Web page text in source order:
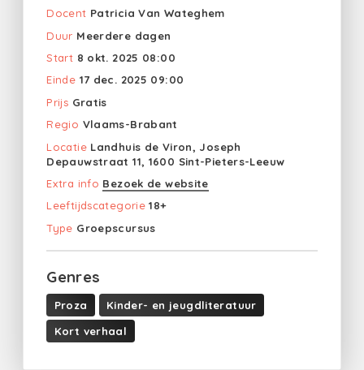
Docent Patricia Van Wateghem
Duur Meerdere dagen
Start 8 okt. 2025 08:00
Einde 17 dec. 2025 09:00
Prijs Gratis
Regio Vlaams-Brabant
Locatie Landhuis de Viron, Joseph
Depauwstraat 11, 1600 Sint-Pieters-Leeuw
Extra info Bezoek de website
Leeftijdscategorie 18+
Type Groepscursus
Genres
Proza Kinder- en jeugdliteratuur
Kort verhaal